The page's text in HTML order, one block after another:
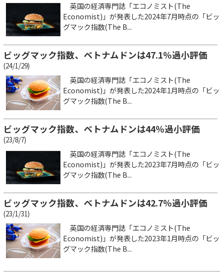
英国の経済専門誌「エコノミスト(The
Economist)」が発表した2024年7月時点の「ビッ
グマック指数(The B...
ビッグマック指数、ベトナムドンは47.1％過小評価
(24/1/29)
英国の経済専門誌「エコノミスト(The
Economist)」が発表した2024年1月時点の「ビッ
グマック指数(The B...
ビッグマック指数、ベトナムドンは44％過小評価
(23/8/7)
英国の経済専門誌「エコノミスト(The
Economist)」が発表した2023年7月時点の「ビッ
グマック指数(The B...
ビッグマック指数、ベトナムドンは42.7％過小評価
(23/1/31)
英国の経済専門誌「エコノミスト(The
Economist)」が発表した2023年1月時点の「ビッ
グマック指数(The B...